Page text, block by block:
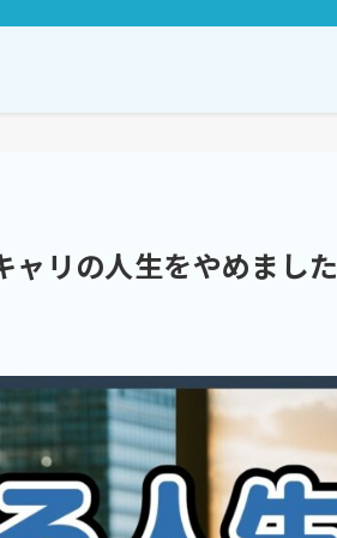
ャリの人生をやめました